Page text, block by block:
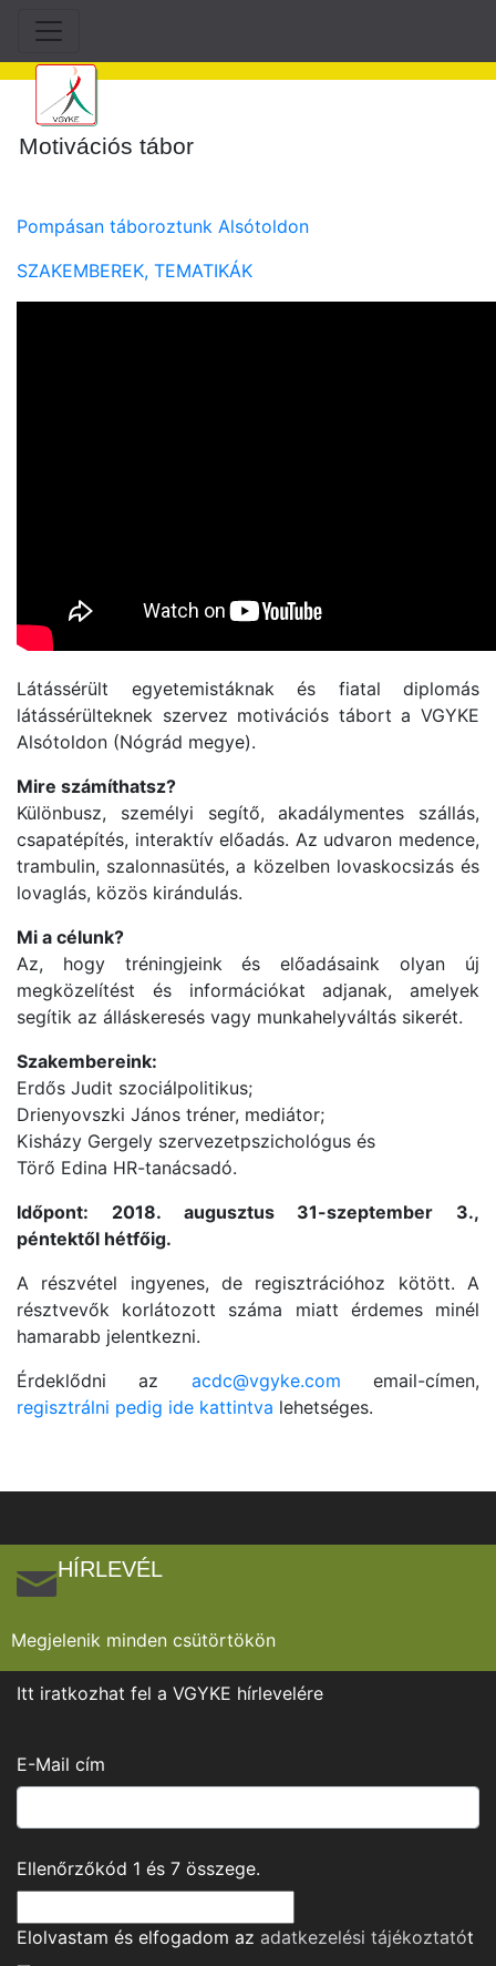
Motivációs tábor
Pompásan táboroztunk Alsótoldon
SZAKEMBEREK, TEMATIKÁK
Látássérült egyetemistáknak és fiatal diplomás
látássérülteknek szervez motivációs tábort a VGYKE
Alsótoldon (Nógrád megye).
Mire számíthatsz?
Különbusz, személyi segítő, akadálymentes szállás,
csapatépítés, interaktív előadás. Az udvaron medence,
trambulin, szalonnasütés, a közelben lovaskocsizás és
lovaglás, közös kirándulás.
Mi a célunk?
Az, hogy tréningjeink és előadásaink olyan új
megközelítést és információkat adjanak, amelyek
segítik az álláskeresés vagy munkahelyváltás sikerét.
Szakembereink:
Erdős Judit szociálpolitikus;
Drienyovszki János tréner, mediátor;
Kisházy Gergely szervezetpszichológus és
Törő Edina HR-tanácsadó.
Időpont: 2018. augusztus 31-szeptember 3.,
péntektől hétfőig.
A részvétel ingyenes, de regisztrációhoz kötött. A
résztvevők korlátozott száma miatt érdemes minél
hamarabb jelentkezni.
Érdeklődni az acdc@vgyke.com email-címen,
regisztrálni pedig ide kattintva lehetséges.
HÍRLEVÉL
Megjelenik minden csütörtökön
Itt iratkozhat fel a VGYKE hírlevelére
E-Mail cím
Ellenőrzőkód 1 és 7 összege.
Elolvastam és elfogadom az adatkezelési tájékoztatót